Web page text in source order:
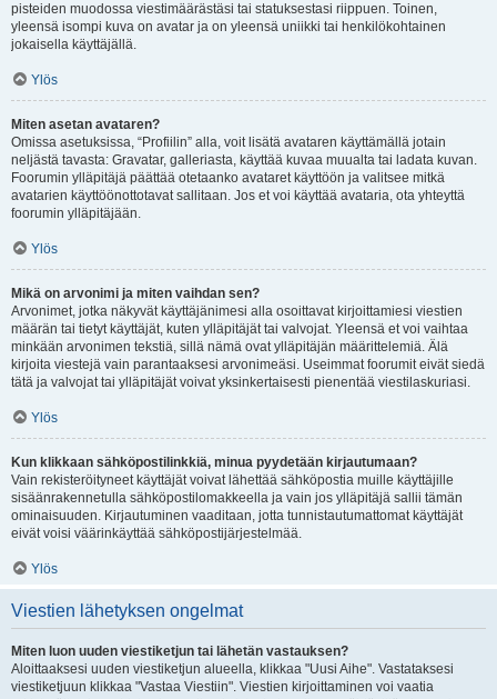
pisteiden muodossa viestimäärästäsi tai statuksestasi riippuen. Toinen,
yleensä isompi kuva on avatar ja on yleensä uniikki tai henkilökohtainen
jokaisella käyttäjällä.
Ylös
Miten asetan avataren?
Omissa asetuksissa, “Profiilin” alla, voit lisätä avataren käyttämällä jotain
neljästä tavasta: Gravatar, galleriasta, käyttää kuvaa muualta tai ladata kuvan.
Foorumin ylläpitäjä päättää otetaanko avataret käyttöön ja valitsee mitkä
avatarien käyttöönottotavat sallitaan. Jos et voi käyttää avataria, ota yhteyttä
foorumin ylläpitäjään.
Ylös
Mikä on arvonimi ja miten vaihdan sen?
Arvonimet, jotka näkyvät käyttäjänimesi alla osoittavat kirjoittamiesi viestien
määrän tai tietyt käyttäjät, kuten ylläpitäjät tai valvojat. Yleensä et voi vaihtaa
minkään arvonimen tekstiä, sillä nämä ovat ylläpitäjän määrittelemiä. Älä
kirjoita viestejä vain parantaaksesi arvonimeäsi. Useimmat foorumit eivät siedä
tätä ja valvojat tai ylläpitäjät voivat yksinkertaisesti pienentää viestilaskuriasi.
Ylös
Kun klikkaan sähköpostilinkkiä, minua pyydetään kirjautumaan?
Vain rekisteröityneet käyttäjät voivat lähettää sähköpostia muille käyttäjille
sisäänrakennetulla sähköpostilomakkeella ja vain jos ylläpitäjä sallii tämän
ominaisuuden. Kirjautuminen vaaditaan, jotta tunnistautumattomat käyttäjät
eivät voisi väärinkäyttää sähköpostijärjestelmää.
Ylös
Viestien lähetyksen ongelmat
Miten luon uuden viestiketjun tai lähetän vastauksen?
Aloittaaksesi uuden viestiketjun alueella, klikkaa "Uusi Aihe". Vastataksesi
viestiketjuun klikkaa "Vastaa Viestiin". Viestien kirjoittaminen voi vaatia